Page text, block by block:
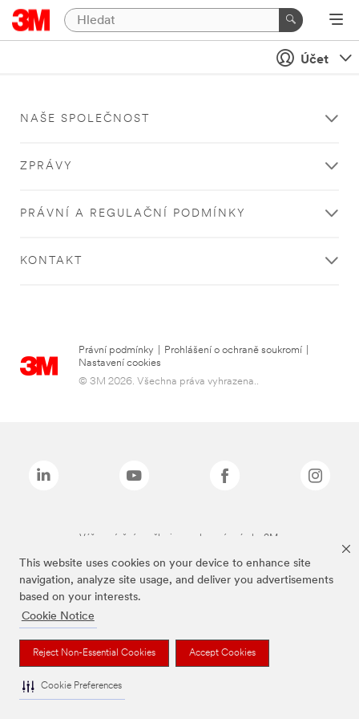
This website uses cookies on your device to enhance site
navigation, analyze site usage, and deliver you advertisements
based on your interests.
Cookie Notice
Reject Non-Essential Cookies Accept Cookies
Cookie Preferences
Účet
NAŠE SPOLEČNOST
ZPRÁVY
PRÁVNÍ A REGULAČNÍ PODMÍNKY
KONTAKT
Právní podmínky Prohlášení o ochraně soukromí
Nastavení cookies
© 3M 2026. Všechna práva vyhrazena..
Výše zmíněné značky jsou ochranné známky 3M.